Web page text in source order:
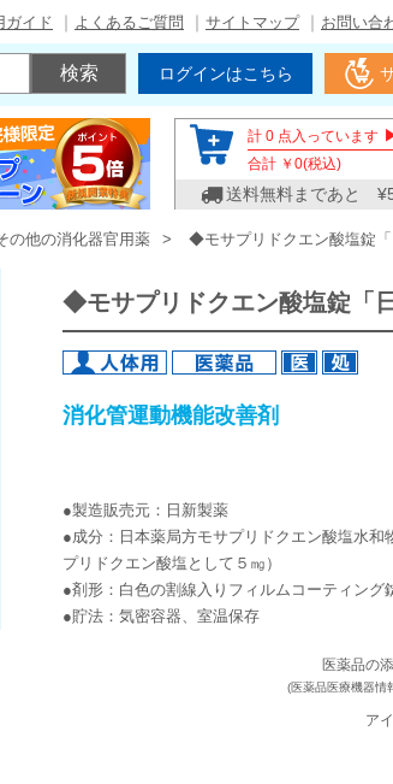
ガイド よくあるご質問 サイトマップ お問い合
ログインはこちら
計 0 点入っています
合計 ￥ 0(税込)
送料無料まであと ¥
の他の消化器官用薬 ◆モサプリドクエン酸塩錠「
◆モサプリドクエン酸塩錠「日
消化管運動機能改善剤
●製造販売元：日新製薬
●成分：日本薬局方モサプリドクエン酸塩水和
プリドクエン酸塩として５㎎）
●剤形：白色の割線入りフィルムコーティング
●貯法：気密容器、室温保存
医薬品の
(医薬品医療機器情
ア